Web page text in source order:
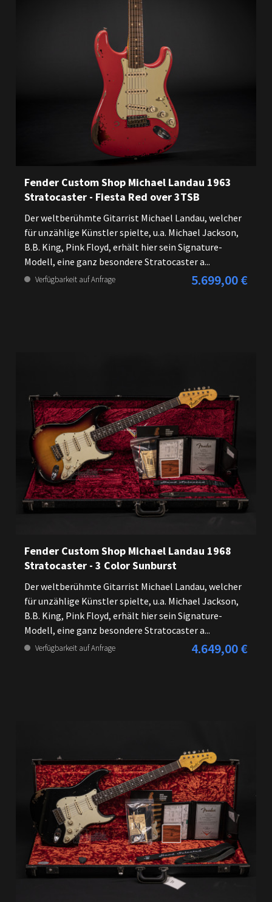
Fender Custom Shop Michael Landau 1963
Stratocaster - Fiesta Red over 3TSB
Der weltberühmte Gitarrist Michael Landau, welcher
für unzählige Künstler spielte, u.a. Michael Jackson,
B.B. King, Pink Floyd, erhält hier sein Signature-
Modell, eine ganz besondere Stratocaster a...
Verfügbarkeit auf Anfrage Regulärer Preis:
5.699,00 €
Fender Custom Shop Michael Landau 1968
Stratocaster - 3 Color Sunburst
Der weltberühmte Gitarrist Michael Landau, welcher
für unzählige Künstler spielte, u.a. Michael Jackson,
B.B. King, Pink Floyd, erhält hier sein Signature-
Modell, eine ganz besondere Stratocaster a...
Verfügbarkeit auf Anfrage Regulärer Preis:
4.649,00 €